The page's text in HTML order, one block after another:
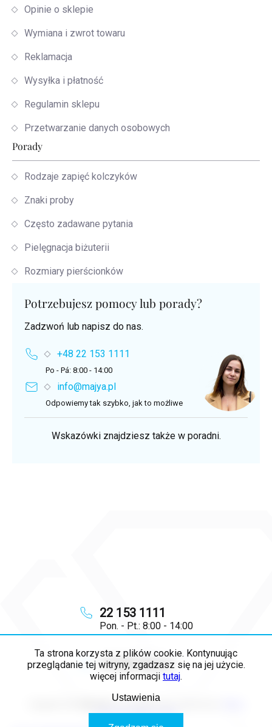
Ta strona korzysta z plików cookie. Kontynuując
przeglądanie tej witryny, zgadzasz się na jej użycie.
więcej informacji tutaj.
Ustawienia
info@ majya.pl
22 153 1111
Pon. - Pt.: 8:00 - 14:00
Opinie o sklepie
Wymiana i zwrot towaru
Reklamacja
Wysyłka i płatność
Regulamin sklepu
Przetwarzanie danych osobowych
Porady
Rodzaje zapięć kolczyków
Znaki proby
Często zadawane pytania
Pielęgnacja biżuterii
Rozmiary pierścionków
Potrzebujesz pomocy lub porady?
Zadzwoń lub napisz do nas.
+48 22 153 1111
Po - Pá: 8:00 - 14:00
info@majya.pl
Odpowiemy tak szybko, jak to możliwe
Wskazówki znajdziesz także w poradni.
ustawienia plików cookie